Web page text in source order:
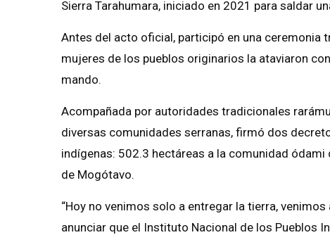
Sierra Tarahumara, iniciado en 2021 para saldar
Antes del acto oficial, participó en una ceremonia
mujeres de los pueblos originarios la ataviaron
mando.
Acompañada por autoridades tradicionales
diversas comunidades serranas, firmó dos
indígenas: 502.3 hectáreas a la comunidad
de Mogótavo.
“Hoy no venimos solo a entregar la tierra,
anunciar que el Instituto Nacional de los Pueblos